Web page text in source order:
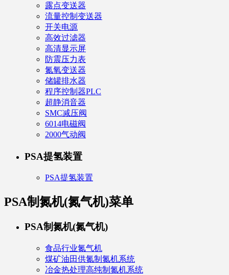
露点变送器
流量控制变送器
开关电源
高效过滤器
高清显示屏
防震压力表
氮氧变送器
储罐排水器
程序控制器PLC
超静消音器
SMC减压阀
6014电磁阀
2000气动阀
PSA提氢装置
PSA提氢装置
PSA制氮机(氮气机)菜单
PSA制氮机(氮气机)
食品行业氮气机
煤矿油田供氮制氮机系统
冶金热处理高纯制氮机系统